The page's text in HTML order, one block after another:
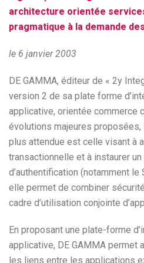
architecture orientée
pragmatique à la demande
le 6 janvier 2003
DE GAMMA, éditeur de « 2y
version 2 de sa plate forme
applicative, orientée commerce
évolutions majeures
plus attendue est celle visant à
transactionnelle et à instaurer
d’authentification (notamment le
elle permet de combiner
cadre d’utilisation conjointe
En proposant une plate-forme
applicative, DE GAMMA permet
les liens entre les applications